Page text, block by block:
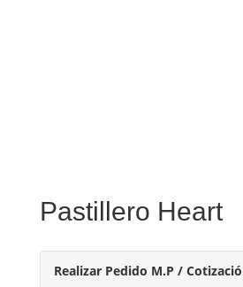
Pastillero Heart
Realizar Pedido M.P /